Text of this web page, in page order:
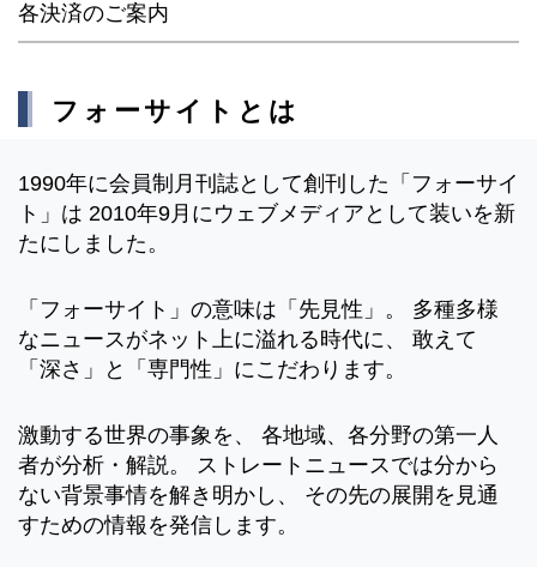
各決済のご案内
フォーサイトとは
1990年に会員制月刊誌として創刊した「フォーサイ
ト」は 2010年9月にウェブメディアとして装いを新
たにしました。
「フォーサイト」の意味は「先見性」。 多種多様
なニュースがネット上に溢れる時代に、 敢えて
「深さ」と「専門性」にこだわります。
激動する世界の事象を、 各地域、各分野の第一人
者が分析・解説。 ストレートニュースでは分から
ない背景事情を解き明かし、 その先の展開を見通
すための情報を発信します。